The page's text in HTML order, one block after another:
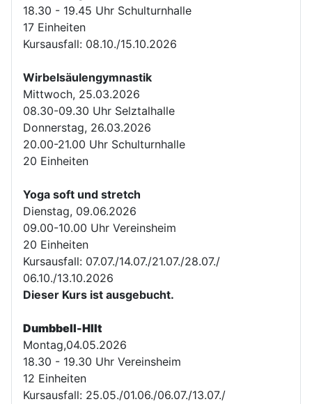
18.30 - 19.45 Uhr Schulturnhalle
17 Einheiten
Kursausfall: 08.10./15.10.2026
Wirbelsäulengymnastik
Mittwoch, 25.03.2026
08.30-09.30 Uhr Selztalhalle
Donnerstag, 26.03.2026
20.00-21.00 Uhr Schulturnhalle
20 Einheiten
Yoga soft und stretch
Dienstag, 09.06.2026
09.00-10.00 Uhr Vereinsheim
20 Einheiten
Kursausfall: 07.07./14.07./21.07./28.07./
06.10./13.10.2026
Dieser Kurs ist ausgebucht.
Dumbbell-HIIt
Montag,04.05.2026
18.30 - 19.30 Uhr Vereinsheim
12 Einheiten
Kursausfall: 25.05./01.06./06.07./13.07./